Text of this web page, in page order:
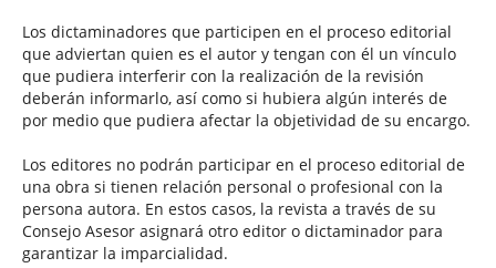
Los dictaminadores que participen en el proceso editorial
que adviertan quien es el autor y tengan con él un vínculo
que pudiera interferir con la realización de la revisión
deberán informarlo, así como si hubiera algún interés de
por medio que pudiera afectar la objetividad de su encargo.
Los editores no podrán participar en el proceso editorial de
una obra si tienen relación personal o profesional con la
persona autora. En estos casos, la revista a través de su
Consejo Asesor asignará otro editor o dictaminador para
garantizar la imparcialidad.